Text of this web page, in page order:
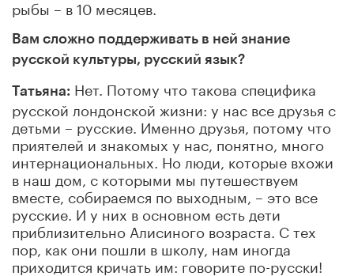
рыбы – в 10 месяцев.
Вам сложно поддерживать в ней знание
русской культуры, русский язык?
Татьяна: Нет. Потому что такова специфика
русской лондонской жизни: у нас все друзья с
детьми – русские. Именно друзья, потому что
приятелей и знакомых у нас, понятно, много
интернациональных. Но люди, которые вхожи
в наш дом, с которыми мы путешествуем
вместе, собираемся по выходным, – это все
русские. И у них в основном есть дети
приблизительно Алисиного возраста. С тех
пор, как они пошли в школу, нам иногда
приходится кричать им: говорите по-русски!